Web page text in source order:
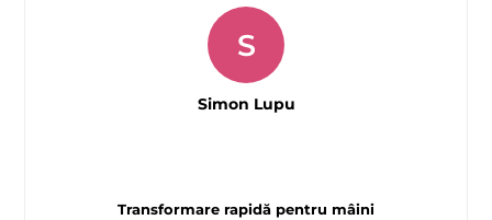
Transformare rapidă pentru mâini
S
Simon Lupu